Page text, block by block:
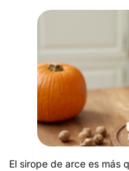
El sirope de arce es más